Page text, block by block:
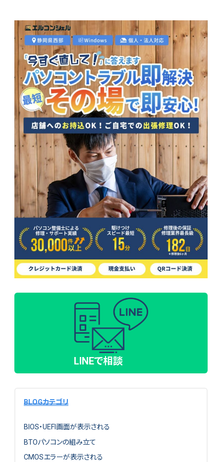
LINEで相談
BLOGカテゴリ
BIOS・UEFI画面が表示される
BTOパソコンの組み立て
CMOSエラーが表示される